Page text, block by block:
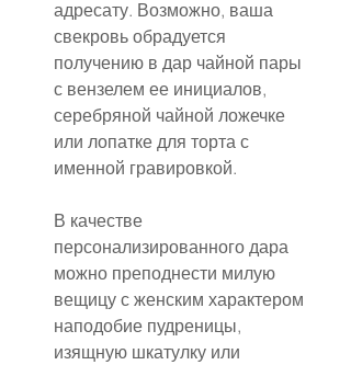
адресату. Возможно, ваша
свекровь обрадуется
получению в дар чайной пары
с вензелем ее инициалов,
серебряной чайной ложечке
или лопатке для торта с
именной гравировкой.
В качестве
персонализированного дара
можно преподнести милую
вещицу с женским характером
наподобие пудреницы,
изящную шкатулку или